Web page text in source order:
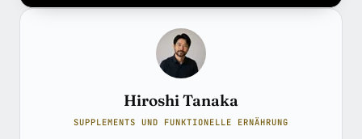
Hiroshi Tanaka
SUPPLEMENTS UND FUNKTIONELLE ERNÄHRUNG